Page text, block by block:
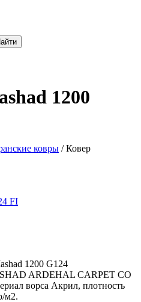
1200
ковры / Ковер
1200 G124
ARDEHAL CARPET CO
ворса Акрил, плотность
м2.